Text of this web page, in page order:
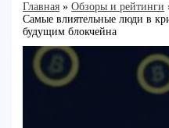
Главная
Обзоры и рейтинги
Самые влиятельные люди в
будущим блокчейна